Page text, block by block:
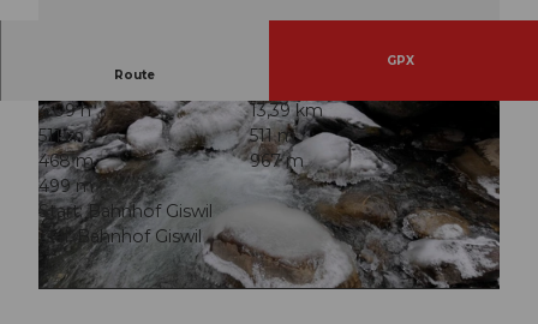
© Obwalden Tourismus, Obwalden Tourismus
Route
GPX
4:09 h
13,39 km
511 m
511 m
468 m
967 m
499 m
Start: Bahnhof Giswil
Ziel: Bahnhof Giswil